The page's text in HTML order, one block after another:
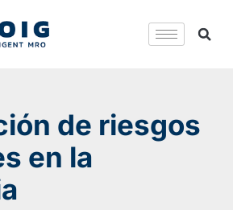
de riesgos
en la